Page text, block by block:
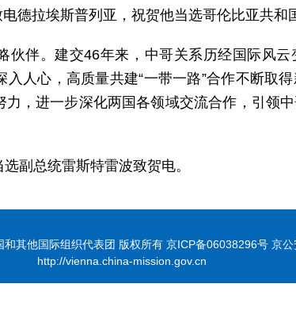
德拉埃斯普列亚，祝贺他当选哥伦比亚共和
伙伴。建交46年来，中哥关系历经国际风
人心，高质量共建“一带一路”合作不断取
，进一步深化两国各领域交流合作，引领
副总统雷斯特雷波致贺电。
其他国际组织代表团 版权所有 京ICP备06038296号 京
http://vienna.china-mission.gov.cn